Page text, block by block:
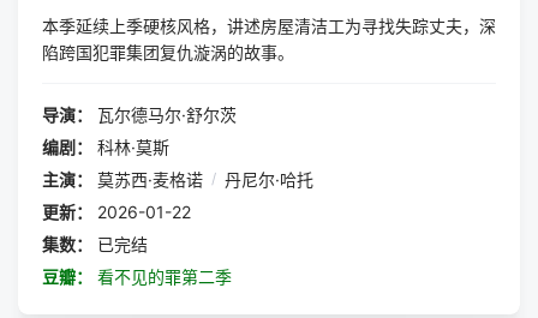
本季延续上季硬核风格，讲述房屋清洁工为寻找失踪丈夫，深
陷跨国犯罪集团复仇漩涡的故事。
导演：
瓦尔德马尔·舒尔茨
编剧：
科林·莫斯
主演：
莫苏西·麦格诺 / 丹尼尔·哈托
更新：
2026-01-22
集数：
已完结
豆瓣：
看不见的罪第二季